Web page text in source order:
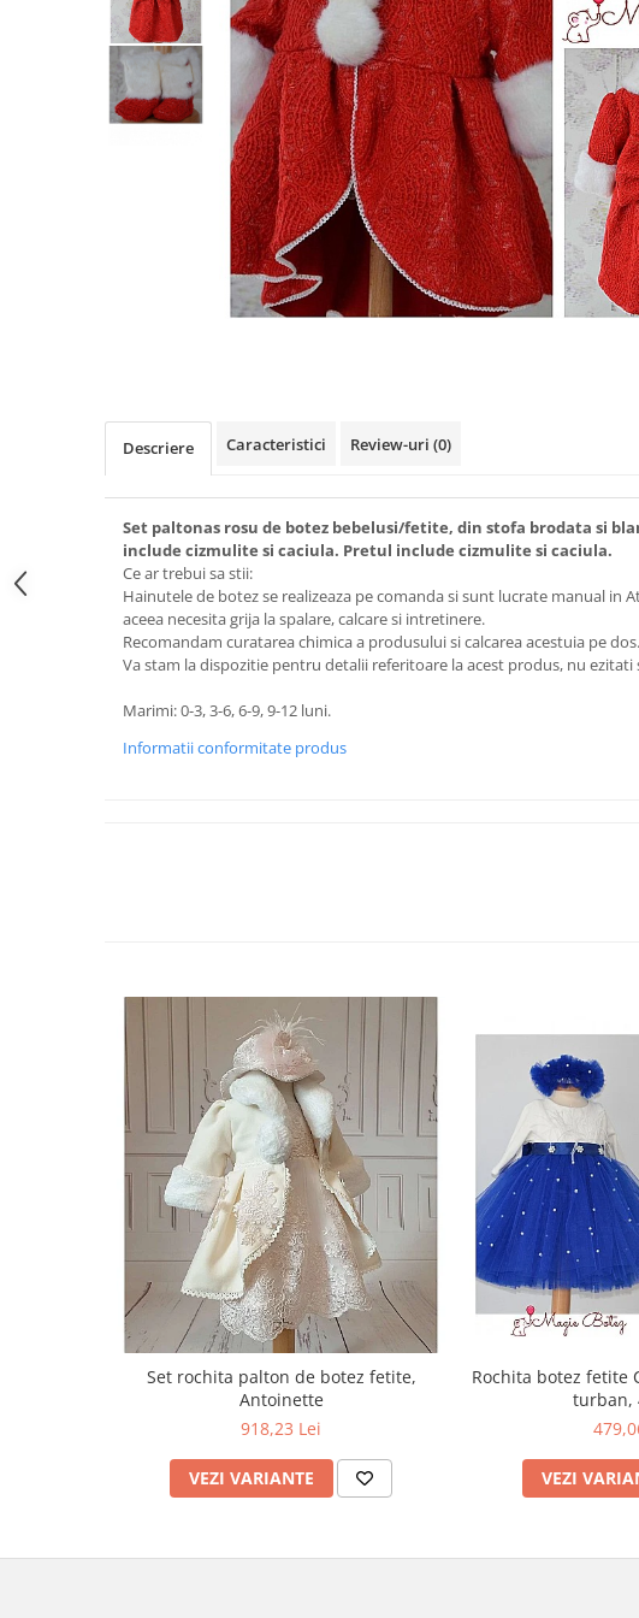
Cercei din aur dama
Cercei de aur lungi cu lant
Cercei din aur tortite
Cercei din aur alb
Descriere Caracteristici Review-uri (0)
Set paltonas rosu de botez bebelusi/fetite, din stofa brodata si
include cizmulite si caciula. Pretul include cizmulite si caciula.
Ce ar trebui sa stii:
Hainutele de botez se realizeaza pe comanda si sunt lucrate manual in
aceea necesita grija la spalare, calcare si intretinere.
Recomandam curatarea chimica a produsului si calcarea acestuia pe dos.
Va stam la dispozitie pentru detalii referitoare la acest produs, nu ezitati
Marimi: 0-3, 3-6, 6-9, 9-12 luni.
Informatii conformitate produs
Set rochita palton de botez fetite,
Antoinette
918,23 Lei
VEZI VARIANTE
Rochita botez fetite
turban,
VEZI